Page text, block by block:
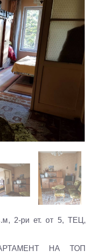
2-ри ет. от 5, ТЕЦ,
НА ТОП